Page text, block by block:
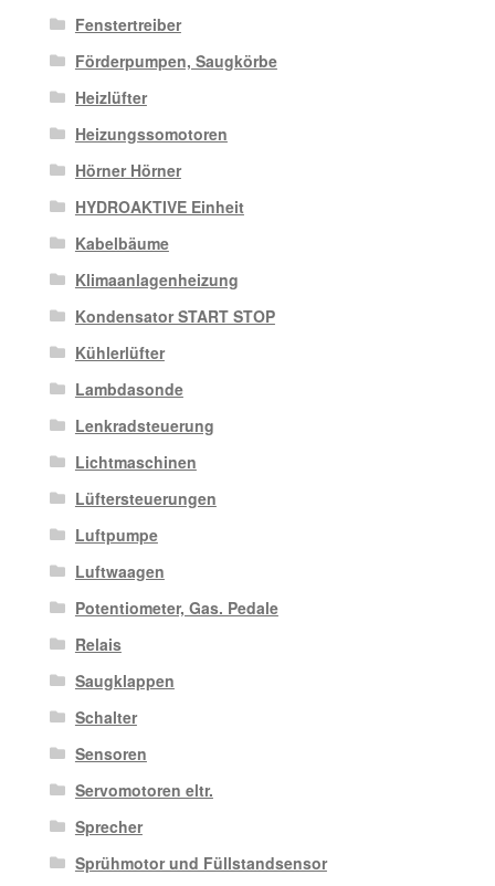
Fenstertreiber
Förderpumpen, Saugkörbe
Heizlüfter
Heizungssomotoren
Hörner Hörner
HYDROAKTIVE Einheit
Kabelbäume
Klimaanlagenheizung
Kondensator START STOP
Kühlerlüfter
Lambdasonde
Lenkradsteuerung
Lichtmaschinen
Lüftersteuerungen
Luftpumpe
Luftwaagen
Potentiometer, Gas. Pedale
Relais
Saugklappen
Schalter
Sensoren
Servomotoren eltr.
Sprecher
Sprühmotor und Füllstandsensor